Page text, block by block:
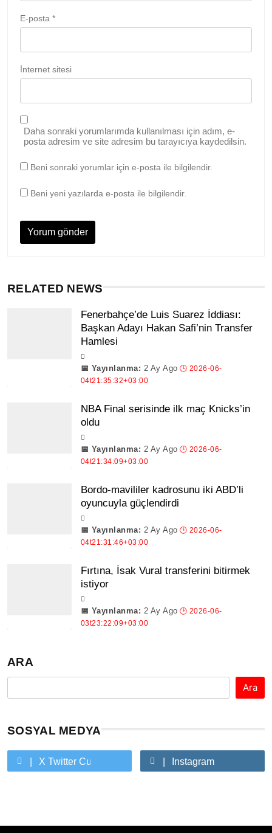
E-posta *
İnternet sitesi
Daha sonraki yorumlarımda kullanılması için adım, e-
posta adresim ve site adresim bu tarayıcıya kaydedilsin.
Beni sonraki yorumlar için e-posta ile bilgilendir.
Beni yeni yazılarda e-posta ile bilgilendir.
RELATED NEWS
Fenerbahçe’de Luis Suarez İddiası:
Başkan Adayı Hakan Safi’nin Transfer
Hamlesi
2 Ay Ago
NBA Final serisinde ilk maç Knicks’in
oldu
2 Ay Ago
Bordo-mavililer kadrosunu iki ABD’li
oyuncuyla güçlendirdi
2 Ay Ago
Fırtına, İsak Vural transferini bitirmek
istiyor
2 Ay Ago
ARA
Ara
SOSYAL MEDYA
X Twitter Custom Cursor On HoverInstagram